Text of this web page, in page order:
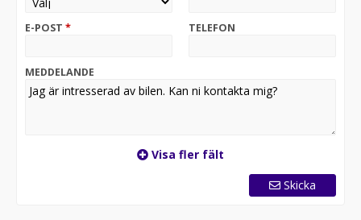
E-POST * TELEFON
MEDDELANDE
Visa fler fält
Skicka